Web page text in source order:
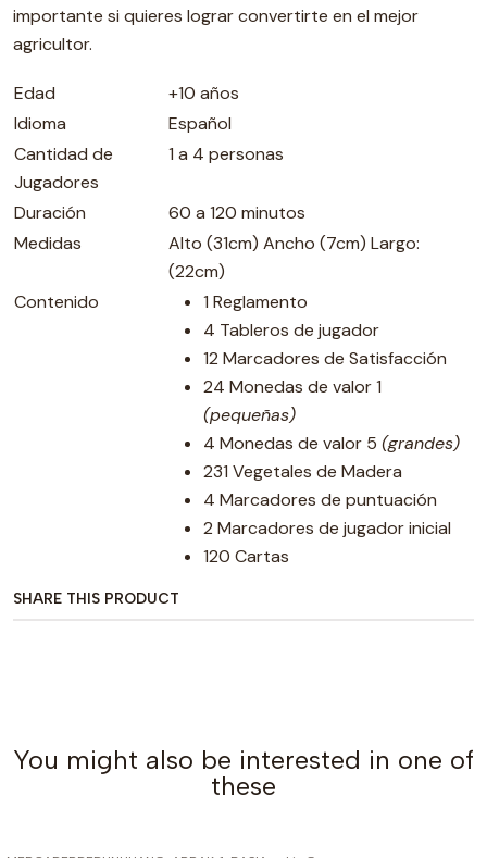
importante si quieres lograr convertirte en el mejor
agricultor.
Edad
+10 años
Idioma
Español
Cantidad de
Jugadores
1 a 4 personas
Duración
60 a 120 minutos
Medidas
Alto (31cm) Ancho (7cm) Largo:
(22cm)
Contenido
1 Reglamento
4 Tableros de jugador
12 Marcadores de Satisfacción
24 Monedas de valor 1
(pequeñas)
4 Monedas de valor 5 (grandes)
231 Vegetales de Madera
4 Marcadores de puntuación
2 Marcadores de jugador inicial
120 Cartas
SHARE THIS PRODUCT
You might also be interested in one of
these